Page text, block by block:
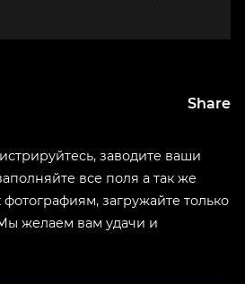
Share
заводите ваши
все поля а так же
загружайте только
желаем вам удачи и